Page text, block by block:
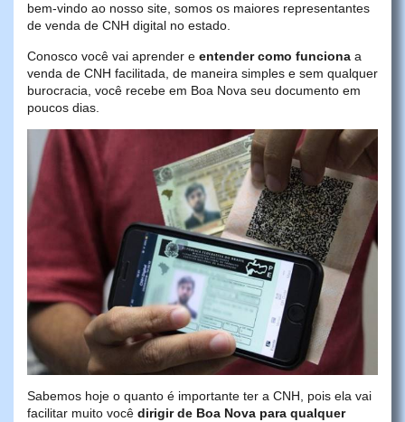
bem-vindo ao nosso site, somos os maiores representantes
de venda de CNH digital no estado.
Conosco você vai aprender e entender como funciona a
venda de CNH facilitada, de maneira simples e sem qualquer
burocracia, você recebe em Boa Nova seu documento em
poucos dias.
Sabemos hoje o quanto é importante ter a CNH, pois ela vai
facilitar muito você dirigir de Boa Nova para qualquer